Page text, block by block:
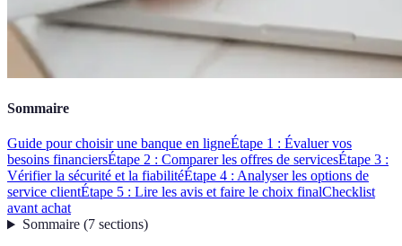
Sommaire
Guide pour choisir une banque en ligneÉtape 1 : Évaluer vos
besoins financiersÉtape 2 : Comparer les offres de servicesÉtape 3 :
Vérifier la sécurité et la fiabilitéÉtape 4 : Analyser les options de
service clientÉtape 5 : Lire les avis et faire le choix finalChecklist
avant achat
Sommaire(7 sections)